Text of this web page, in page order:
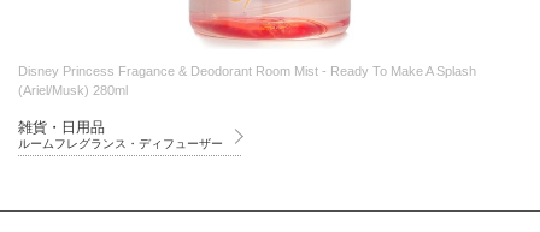
Disney Princess Fragance & Deodorant Room Mist - Ready To Make A Splash
(Ariel/Musk) 280ml
雑貨・日用品
ルームフレグランス・ディフューザー